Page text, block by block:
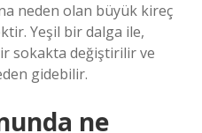
neden olan büyük kireç
Yeşil bir dalga ile,
sokakta değiştirilir ve
gidebilir.
ne